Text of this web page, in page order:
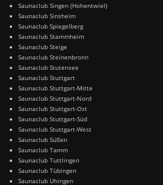
Saunaclub Singen (Hohentwiel)
Saunaclub Sinsheim
Saunaclub Spiegelberg
Saunaclub Stammheim
Saunaclub Steige
Saunaclub Steinenbronn
Saunaclub Stutensee
Saunaclub Stuttgart
Saunaclub Stuttgart-Mitte
Saunaclub Stuttgart-Nord
Saunaclub Stuttgart-Ost
Saunaclub Stuttgart-Süd
Saunaclub Stuttgart-West
Saunaclub Süßen
Saunaclub Tamm
Saunaclub Tuttlingen
Saunaclub Tübingen
Saunaclub Uhingen